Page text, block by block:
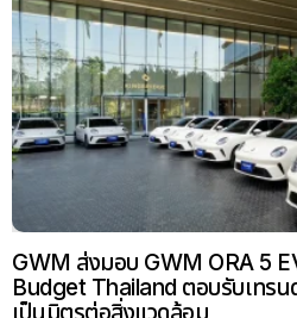
GWM ส่งมอบ GWM ORA 5
Budget Thailand ตอบรับเทรน
เป็นมิตรต่อสิ่งแวดล้อม